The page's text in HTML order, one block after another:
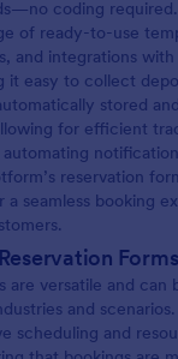
coding
of ready-to-use
and integrations
it easy to collect
stored
for efficient
reservation
a seamless booking
Forms
are versatile and can
and
scheduling and